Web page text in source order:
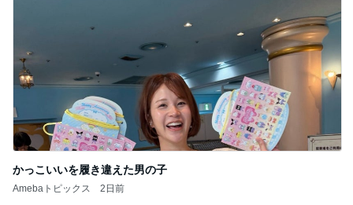
かっこいいを履き違えた男の子
Amebaトピックス 2日前